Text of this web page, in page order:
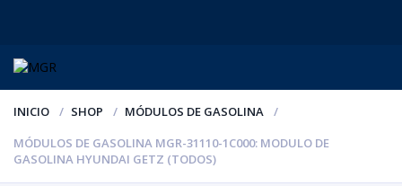
INICIO SHOP
MÓDULOS DE GASOLINA
MÓDULOS DE GASOLINA MGR-31110-1C000: MODULO DE
GASOLINA HYUNDAI GETZ (TODOS)